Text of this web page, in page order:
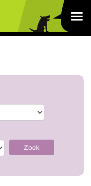
Zoek